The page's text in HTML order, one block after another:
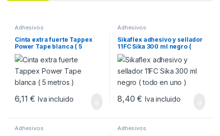
Adhesivos
Cinta extra fuerte Tappex
Power Tape blanca ( 5
metros )
6,11€ Iva incluido
Adhesivos
Sikaflex adhesivo y sellador
11FC Sika 300 ml negro (
todo en uno )
8,40€ Iva incluido
Adhesivos Adhesivos